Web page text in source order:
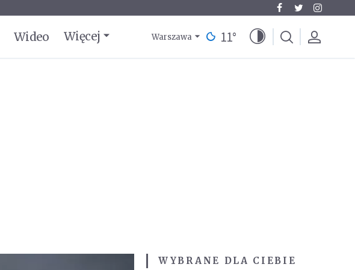
Wideo Więcej Warszawa 11°
WYBRANE DLA CIEBIE